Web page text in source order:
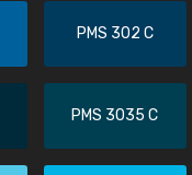
PMS 302 C
PMS 3035 C